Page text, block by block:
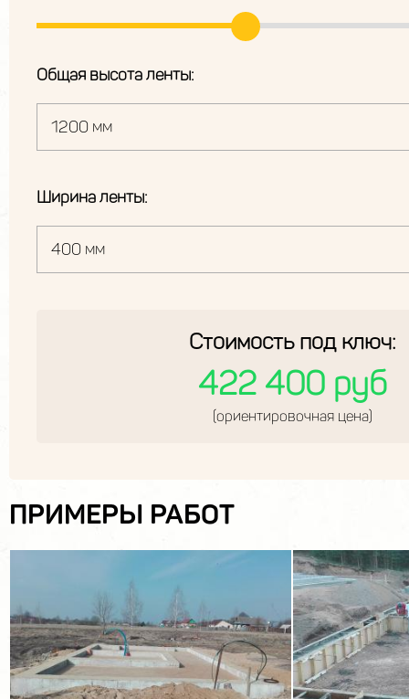
Общая высота ленты:
Ширина ленты:
Стоимость под ключ:
422 400 руб
(ориентировочная цена)
ПРИМЕРЫ РАБОТ